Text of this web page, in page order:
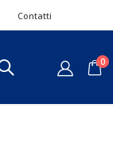
Contatti
0